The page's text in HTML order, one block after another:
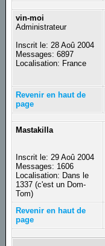
vin-moi
Administrateur
Inscrit le: 28 Aoû 2004
Messages: 6897
Localisation: France
Revenir en haut de
page
Mastakilla
Inscrit le: 29 Aoû 2004
Messages: 1606
Localisation: Dans le
1337 (c'est un Dom-
Tom)
Revenir en haut de
page